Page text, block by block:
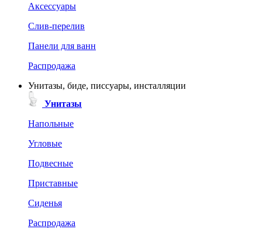
Аксессуары
Слив-перелив
Панели для ванн
Распродажа
Унитазы, биде, писсуары, инсталляции
Унитазы
Напольные
Угловые
Подвесные
Приставные
Сиденья
Распродажа